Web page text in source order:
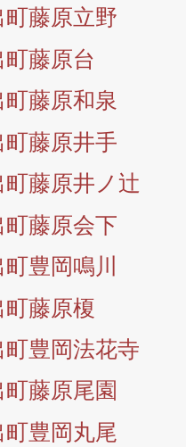
藤原立野
藤原台
藤原和泉
藤原井手
藤原井ノ辻
藤原会下
豊岡鳴川
藤原榎
豊岡法花寺
藤原尾園
豊岡丸尾